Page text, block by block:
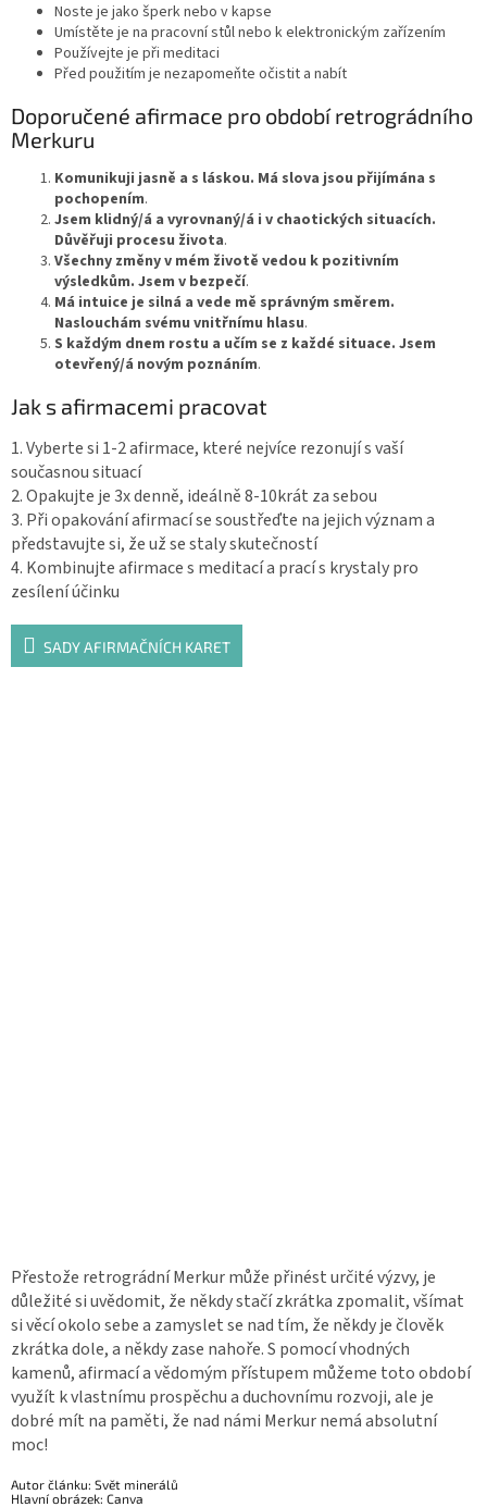
Noste je jako šperk nebo v kapse
Umístěte je na pracovní stůl nebo k elektronickým zařízením
Používejte je při meditaci
Před použitím je nezapomeňte očistit a nabít
Doporučené afirmace pro období retrográdního
Merkuru
Komunikuji jasně a s láskou. Má slova jsou přijímána s
pochopením.
Jsem klidný/á a vyrovnaný/á i v chaotických situacích.
Důvěřuji procesu života.
Všechny změny v mém životě vedou k pozitivním
výsledkům. Jsem v bezpečí.
Má intuice je silná a vede mě správným směrem.
Naslouchám svému vnitřnímu hlasu.
S každým dnem rostu a učím se z každé situace. Jsem
otevřený/á novým poznáním.
Jak s afirmacemi pracovat
1. Vyberte si 1-2 afirmace, které nejvíce rezonují s vaší
současnou situací
2. Opakujte je 3x denně, ideálně 8-10krát za sebou
3. Při opakování afirmací se soustřeďte na jejich význam a
představujte si, že už se staly skutečností
4. Kombinujte afirmace s meditací a prací s krystaly pro
zesílení účinku
SADY AFIRMAČNÍCH KARET
Přestože retrográdní Merkur může přinést určité výzvy, je
důležité si uvědomit, že někdy stačí zkrátka zpomalit, všímat
si věcí okolo sebe a zamyslet se nad tím, že někdy je člověk
zkrátka dole, a někdy zase nahoře. S pomocí vhodných
kamenů, afirmací a vědomým přístupem můžeme toto období
využít k vlastnímu prospěchu a duchovnímu rozvoji, ale je
dobré mít na paměti, že nad námi Merkur nemá absolutní
moc!
Autor článku: Svět minerálů
Hlavní obrázek: Canva